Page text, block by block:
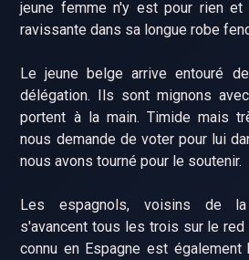
jeune femme n'y est pour rien
ravissante dans sa longue robe
Le jeune belge arrive entouré
délégation. Ils sont mignons
portent à la main. Timide mais
nous demande de voter pour lui
nous avons tourné pour le soutenir.
Les espagnols, voisins de la
s'avancent tous les trois sur le red
connu en Espagne est